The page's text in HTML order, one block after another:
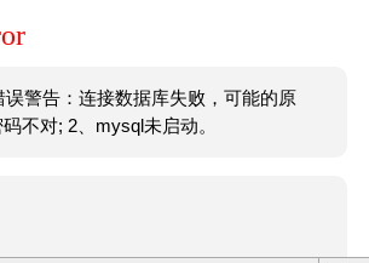
误警告：连接数据库失败，可能的原
不对; 2、mysql未启动。